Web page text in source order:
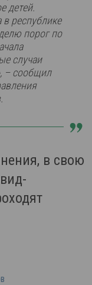
детей.
в республике
порог по
случаи
– сообщил
в свою